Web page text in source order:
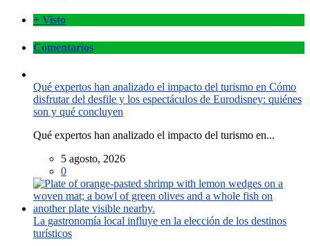
+ Visto
Comentarios
Qué expertos han analizado el impacto del turismo en Cómo
disfrutar del desfile y los espectáculos de Eurodisney: quiénes
son y qué concluyen
Qué expertos han analizado el impacto del turismo en...
5 agosto, 2026
0
La gastronomía local influye en la elección de los destinos
turísticos